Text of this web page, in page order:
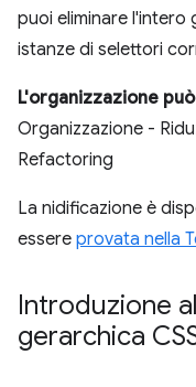
puoi eliminare l'intero
istanze di selettori
L'organizzazione
Organizzazione -
Refactoring
La nidificazione è
essere provata nella
Introduzione
gerarchica